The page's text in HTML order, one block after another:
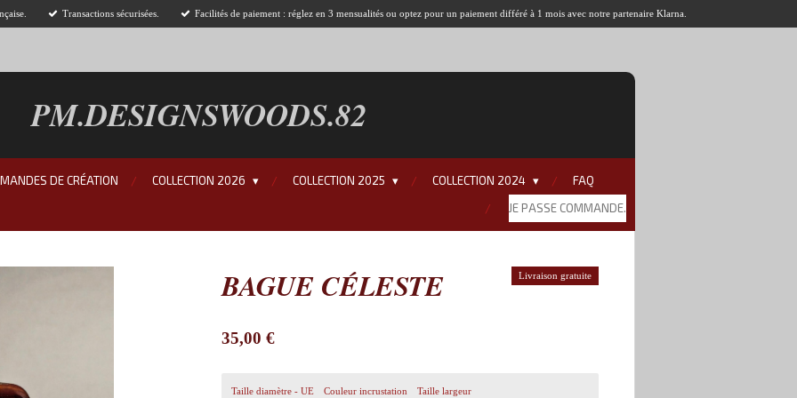
Transactions sécurisées. Facilités de paiement : réglez en 3 mensualités ou optez pour un paiement différé à 1 mois avec notre partenaire Klarna.
PM.DESIGNSWOODS.82
DE CRÉATION COLLECTION 2026 COLLECTION 2025 COLLECTION 2024
FAQ
JE PASSE COMMANDE.
BAGUE CÉLESTE Livraison gratuite
35,00 €
Taille diamètre - UE Couleur incrustation Taille largeur